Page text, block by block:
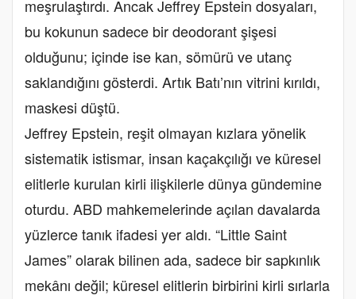
meşrulaştırdı. Ancak Jeffrey Epstein dosyaları,
bu kokunun sadece bir deodorant şişesi
olduğunu; içinde ise kan, sömürü ve utanç
saklandığını gösterdi. Artık Batı’nın vitrini kırıldı,
maskesi düştü.
Jeffrey Epstein, reşit olmayan kızlara yönelik
sistematik istismar, insan kaçakçılığı ve küresel
elitlerle kurulan kirli ilişkilerle dünya gündemine
oturdu. ABD mahkemelerinde açılan davalarda
yüzlerce tanık ifadesi yer aldı. “Little Saint
James” olarak bilinen ada, sadece bir sapkınlık
mekânı değil; küresel elitlerin birbirini kirli sırlarla